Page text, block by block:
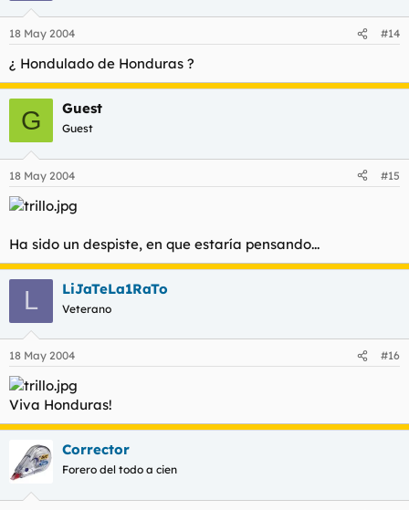
18 May 2004 #14
¿ Hondulado de Honduras ?
G Guest
Guest
18 May 2004 #15
Ha sido un despiste, en que estaría pensando...
L LiJaTeLa1RaTo
Veterano
18 May 2004 #16
Viva Honduras!
Corrector
Forero del todo a cien